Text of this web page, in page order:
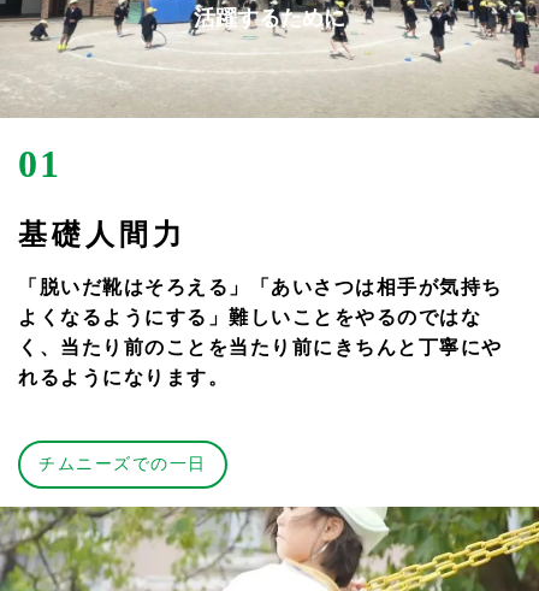
活躍するために
01
基礎人間力
「脱いだ靴はそろえる」「あいさつは相手が気持ち
よくなるようにする」難しいことをやるのではな
く、当たり前のことを当たり前にきちんと丁寧にや
れるようになります。
チムニーズでの一日